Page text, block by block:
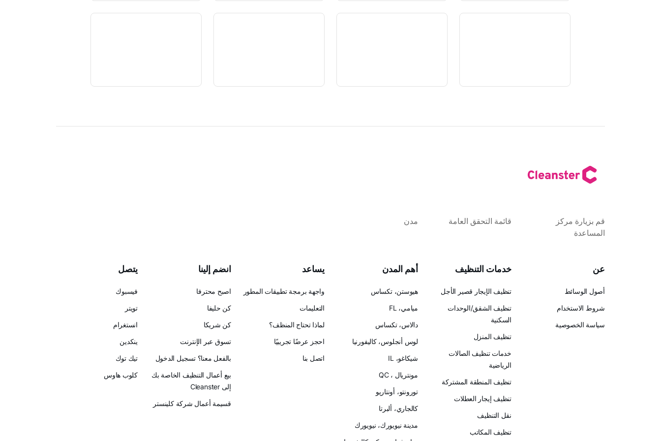
قم بزيارة مركز
المساعدة
قائمة التحقق العامة مدن
عن
أصول الوسائط
شروط الاستخدام
سياسة الخصوصية
خدمات التنظيف
تنظيف الإيجار قصير الأجل
تنظيف الشقق/الوحدات
السكنية
تنظيف المنزل
خدمات تنظيف الصالات
الرياضية
تنظيف المنطقة المشتركة
تنظيف إيجار العطلات
نقل التنظيف
تنظيف المكاتب
أهم المدن
هيوستن، تكساس
ميامي، FL
دالاس، تكساس
لوس أنجلوس، كاليفورنيا
شيكاغو، IL
مونتريال ، QC
تورونتو، أونتاريو
كالجاري، ألبرتا
مدينة نيويورك، نيويورك
يساعد
واجهة برمجة تطبيقات المطور
التعليمات
لماذا تحتاج المنظف؟
احجز عرضًا تجريبيًا
اتصل بنا
انضم إلينا
اصبح محترفا
كن حليفا
كن شريكا
تسوق عبر الإنترنت
بالفعل معنا؟ تسجيل الدخول
بيع أعمال التنظيف الخاصة بك
إلى Cleanster
قسيمة أعمال شركة كلينستر
يتصل
فيسبوك
تويتر
انستغرام
ينكدين
تيك توك
كلوب هاوس